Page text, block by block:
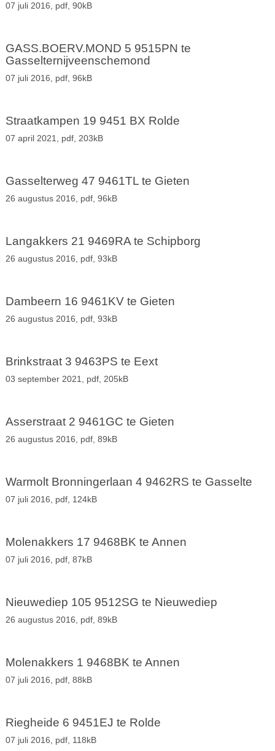
07 juli 2016, pdf, 90kB
GASS.BOERV.MOND 5 9515PN te
Gasselternijveenschemond
07 juli 2016, pdf, 96kB
Straatkampen 19 9451 BX Rolde
07 april 2021, pdf, 203kB
Gasselterweg 47 9461TL te Gieten
26 augustus 2016, pdf, 96kB
Langakkers 21 9469RA te Schipborg
26 augustus 2016, pdf, 93kB
Dambeern 16 9461KV te Gieten
26 augustus 2016, pdf, 93kB
Brinkstraat 3 9463PS te Eext
03 september 2021, pdf, 205kB
Asserstraat 2 9461GC te Gieten
26 augustus 2016, pdf, 89kB
Warmolt Bronningerlaan 4 9462RS te Gasselte
07 juli 2016, pdf, 124kB
Molenakkers 17 9468BK te Annen
07 juli 2016, pdf, 87kB
Nieuwediep 105 9512SG te Nieuwediep
26 augustus 2016, pdf, 89kB
Molenakkers 1 9468BK te Annen
07 juli 2016, pdf, 88kB
Riegheide 6 9451EJ te Rolde
07 juli 2016, pdf, 118kB